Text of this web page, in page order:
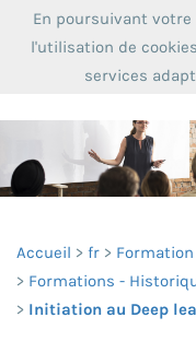
Accueil fr Formation
Formations -
Initiation au Deep
En poursuivant
l'utilisation de
services